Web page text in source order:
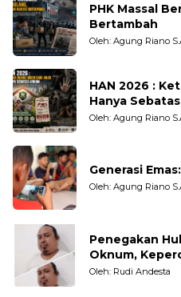
PHK Massal
Bertambah
Oleh: Agung Riano
HAN 2026 :
Hanya
Oleh: Agung Riano
Generasi
Oleh: Agung Riano
Penegakan
Oknum,
Taruhannya
Oleh: Rudi Andesta